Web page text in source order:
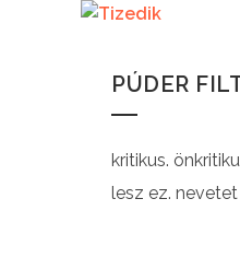
PÚDER
kritikus.
lesz ez. nevetet